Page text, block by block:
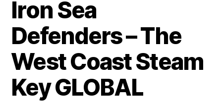
Iron Sea
Defenders – The
West Coast Steam
Key GLOBAL